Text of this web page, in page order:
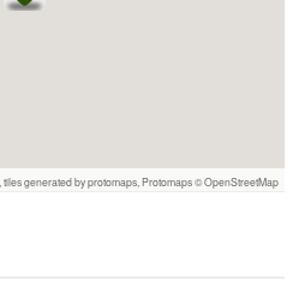
tiles generated by protomaps Protomaps©OpenStreetMap